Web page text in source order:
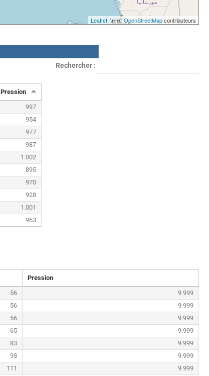
Leaflet, \r\n©OpenStreetMapcontributeurs
Rechercher :
Pression
997
954
977
987
1.002
895
970
928
1.001
963
Pression
56
9.999
56
9.999
56
9.999
65
9.999
83
9.999
93
9.999
111
9.999